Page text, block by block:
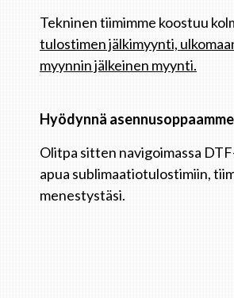
Tekninen tiimimme koostuu
tulostimen jälkimyynti,
myynnin jälkeinen myynti.
Hyödynnä
Olitpa sitten navigoimassa
apua sublimaatiotulostimiin,
menestystäsi.